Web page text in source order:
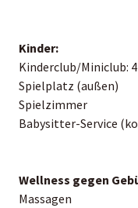
Kinder:
Kinderclub/Miniclub:
Spielplatz (außen)
Spielzimmer
Babysitter-Service
Wellness gegen
Massagen